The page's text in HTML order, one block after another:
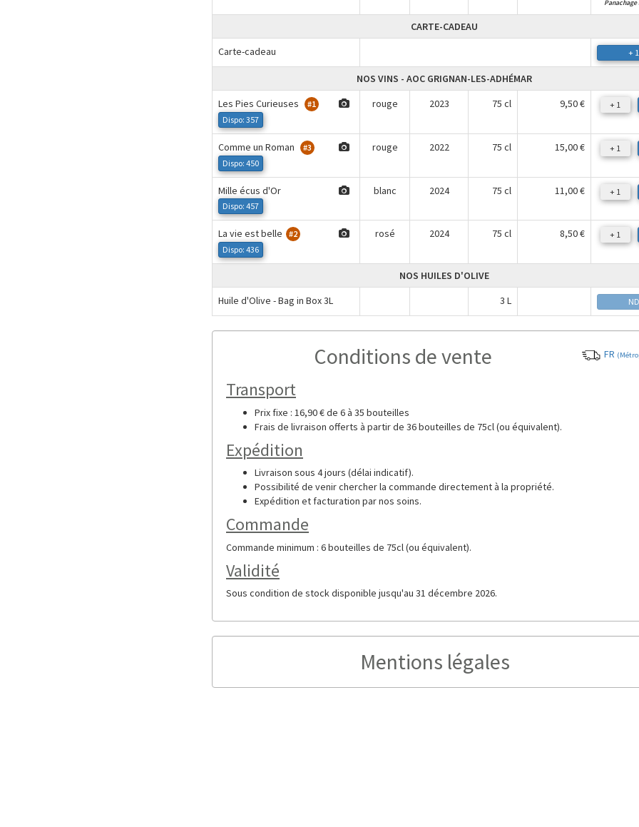
CARTE-CADEAU
Carte-cadeau
+ 1
NOS VINS - AOC GRIGNAN-LES-ADHÉMAR
Les Pies Curieuses
#1
Dispo: 357
rouge 2023 75 cl 9,50 € + 1
Comme un Roman
#3
Dispo: 450
rouge 2022 75 cl 15,00 € + 1
Mille écus d'Or
Dispo: 457
blanc 2024 75 cl 11,00 € + 1
La vie est belle
#2
Dispo: 436
rosé 2024 75 cl 8,50 € + 1
NOS HUILES D'OLIVE
Huile d'Olive - Bag in Box 3L
3 L ND
FR
Conditions de vente
Transport
Prix fixe : 16,90 € de 6 à 35 bouteilles
Frais de livraison offerts à partir de 36 bouteilles de 75cl (ou équivalent).
Expédition
Livraison sous 4 jours (délai indicatif).
Possibilité de venir chercher la commande directement à la propriété.
Expédition et facturation par nos soins.
Commande
Commande minimum : 6 bouteilles de 75cl (ou équivalent).
Validité
Sous condition de stock disponible jusqu'au 31 décembre 2026.
Mentions légales